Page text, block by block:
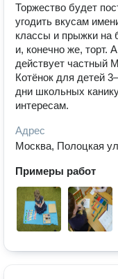
Торжество будет
угодить вкусам
классы и прыжки на
и, конечно же, торт.
действует частный
Котёнок для детей
дни школьных
интересам.
Адрес
Москва, Полоцкая
Примеры работ